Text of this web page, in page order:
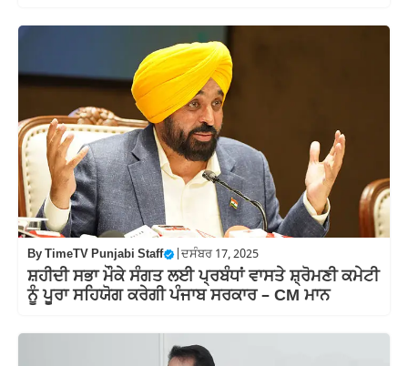
ByTimeTV Punjabi Staff ਦਸੰਬਰ 17, 2025
ਸ਼ਹੀਦੀ ਸਭਾ ਮੌਕੇ ਸੰਗਤ ਲਈ ਪ੍ਰਬੰਧਾਂ ਵਾਸਤੇ ਸ਼੍ਰੋਮਣੀ ਕਮੇਟੀ
ਨੂੰ ਪੂਰਾ ਸਹਿਯੋਗ ਕਰੇਗੀ ਪੰਜਾਬ ਸਰਕਾਰ – CM ਮਾਨ